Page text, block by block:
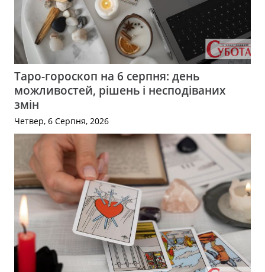
Таро-гороскоп на 6 серпня: день
можливостей, рішень і несподіваних
змін
Четвер, 6 Серпня, 2026